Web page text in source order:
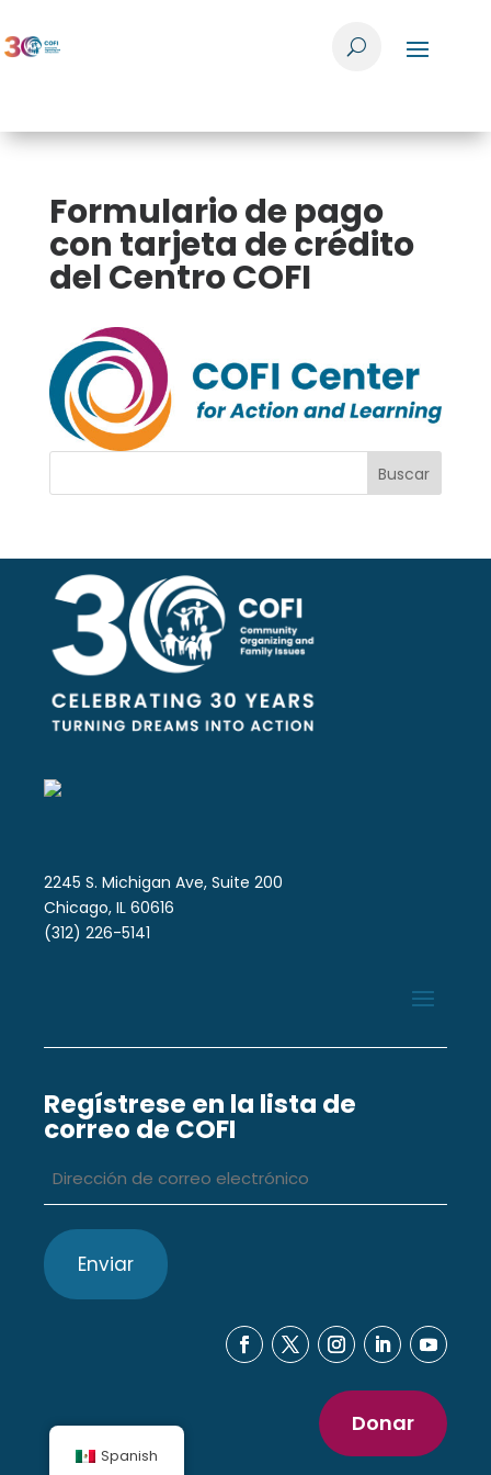
Formulario de pago
con tarjeta de crédito
del Centro COFI
Buscar
2245 S. Michigan Ave, Suite 200
Chicago, IL 60616
(312) 226-5141
Regístrese en la lista de
correo de COFI
de
electrónico
Donar
Spanish